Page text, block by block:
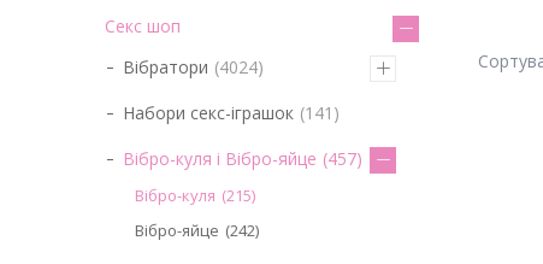
Секс шоп
Вібратори 4024
Набори секс-іграшок 141
Вібро-куля і Вібро-яйце 457
Вібро-куля 215
Вібро-яйце 242